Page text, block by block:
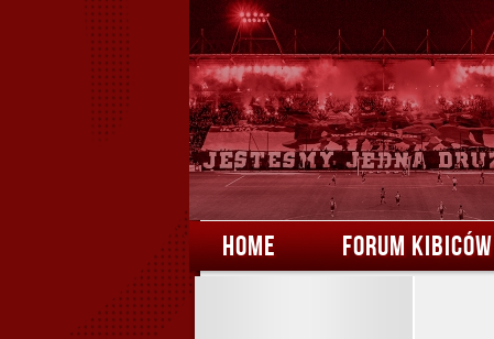
HOME FORUM KIBICÓW